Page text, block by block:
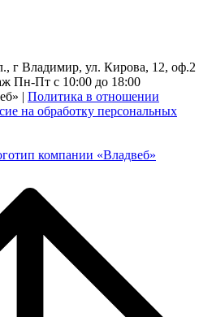
г Владимир, ул. Кирова, 12, оф.2
Пн-Пт с 10:00 до 18:00
| Политика в отношении
на обработку персональных